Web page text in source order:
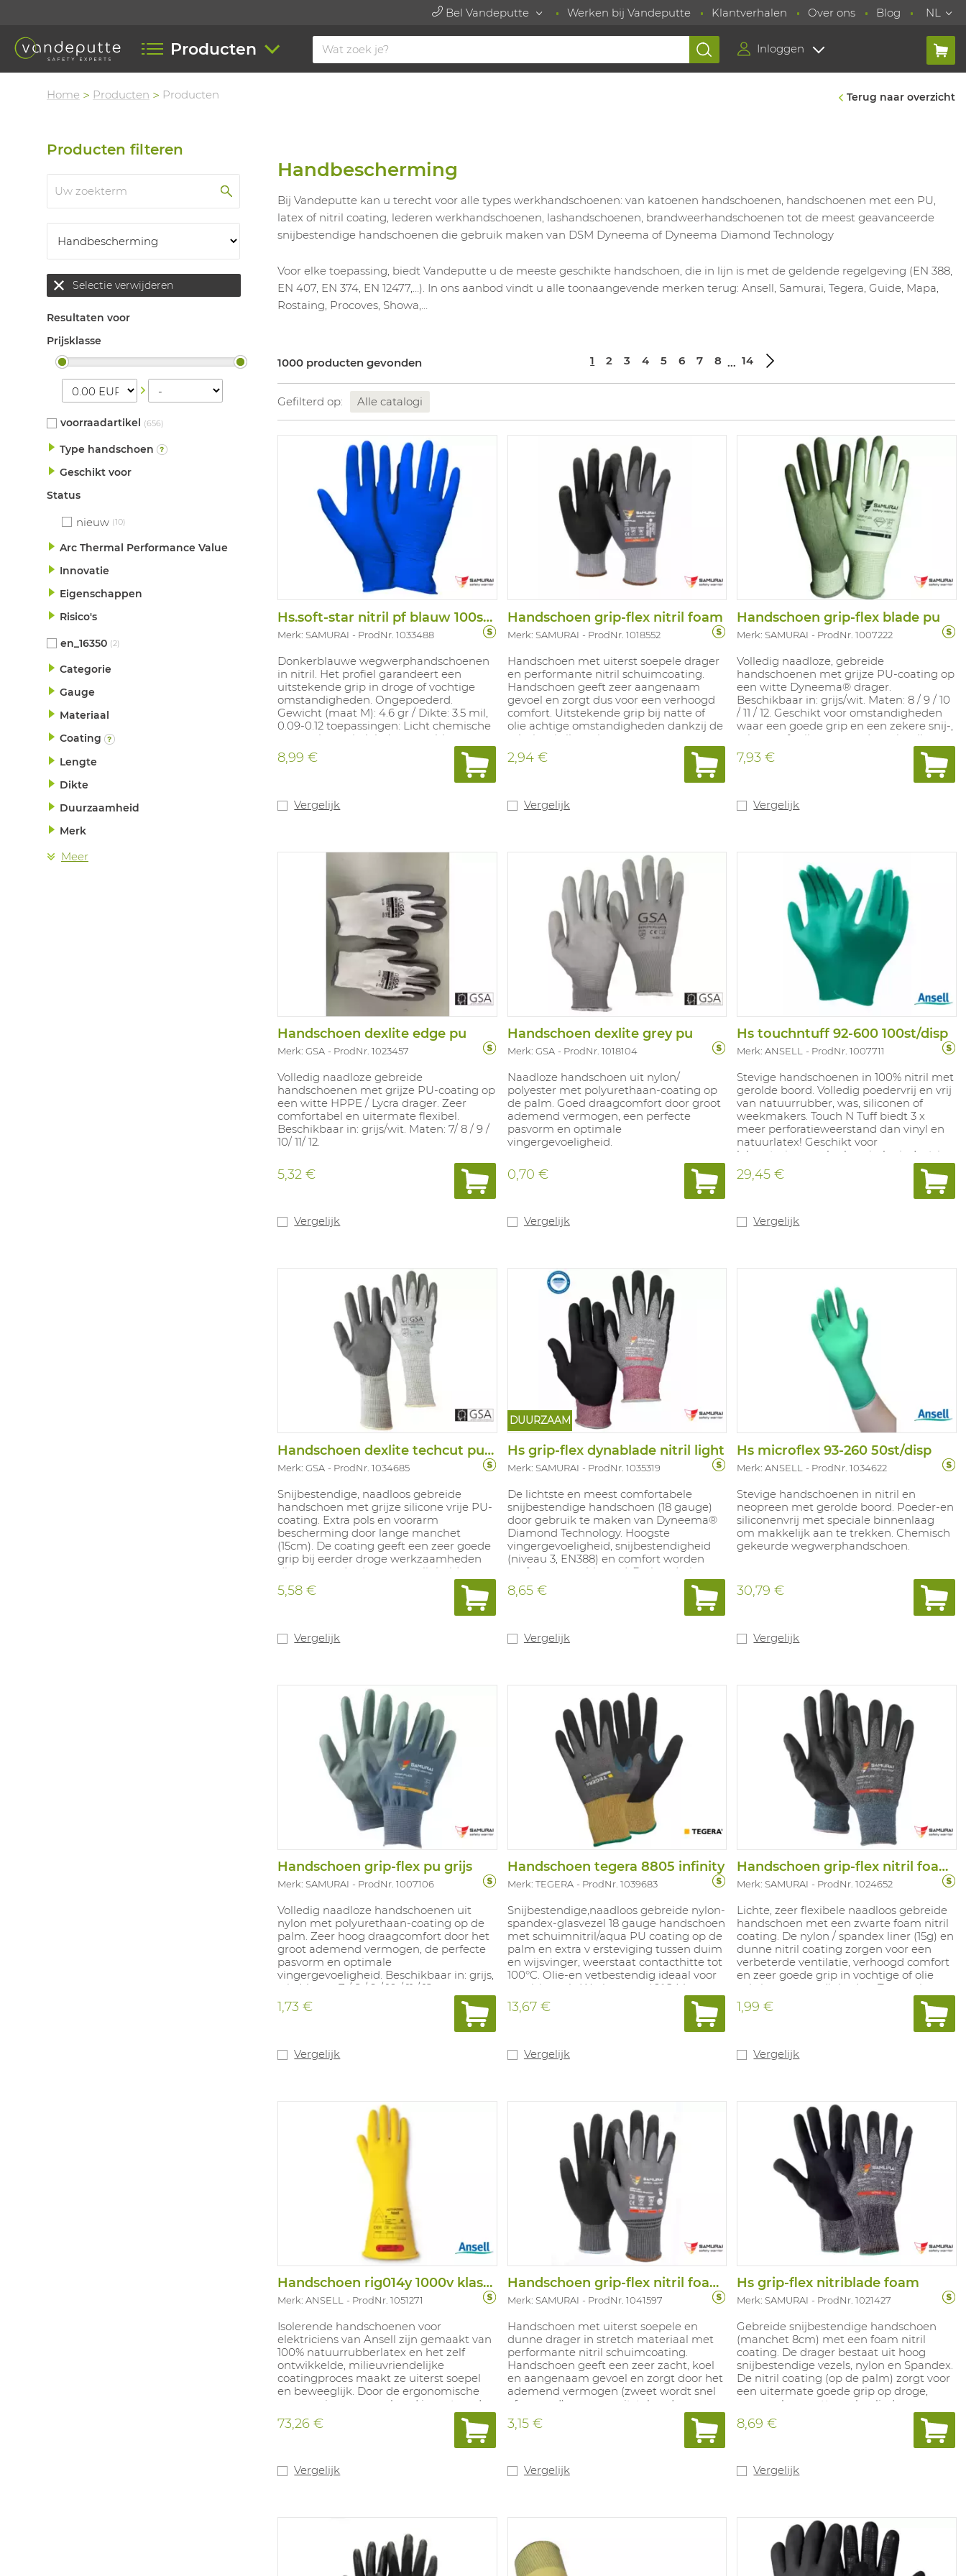
Bel Vandeputte Werken bij Vandeputte Klantverhalen Over ons Blog NL
Producten Inloggen
Home Producten Producten Terug naar overzicht
Producten filteren
Selectie verwijderen
Resultaten voor
Prijsklasse
voorraadartikel (656)
Type handschoen
Geschikt voor
Status
nieuw (10)
Arc Thermal Performance Value
Innovatie
Eigenschappen
Risico's
en_16350 (2)
Categorie
Gauge
Materiaal
Coating
Lengte
Dikte
Duurzaamheid
Merk
Meer
Handbescherming
Bij Vandeputte kan u terecht voor alle types werkhandschoenen: van katoenen handschoenen, handschoenen met een PU,
latex of nitril coating, lederen werkhandschoenen, lashandschoenen, brandweerhandschoenen tot de meest geavanceerde
snijbestendige handschoenen die gebruik maken van DSM Dyneema of Dyneema Diamond Technology
Voor elke toepassing, biedt Vandeputte u de meeste geschikte handschoen, die in lijn is met de geldende regelgeving (EN 388,
EN 407, EN 374, EN 12477,…). In ons aanbod vindt u alle toonaangevende merken terug: Ansell, Samurai, Tegera, Guide, Mapa,
Rostaing, Procoves, Showa,…
1000 producten gevonden 1 2 3 4 5 6 7 8 ... 14
Gefilterd op: Alle catalogi
Hs.soft-star nitril pf blauw 100st/disp
Merk: SAMURAI ProdNr. 1033488
Donkerblauwe wegwerphandschoenen
in nitril. Het profiel garandeert een
uitstekende grip in droge of vochtige
omstandigheden. Ongepoederd.
Gewicht (maat M): 4.6 gr / Dikte: 3.5 mil,
0.09-0.12 toepassingen: Licht chemische
toepassingen in labo's, assemblage,
productcontrole, voedingssector. Getest
voor contact met voedingsmiddelen
gedurende 2 uur aan 40°C (10/2011).
overeenstemming met: EN 374-1 Type B
8,99 €
Vergelijk
Handschoen grip-flex nitril foam
Merk: SAMURAI ProdNr. 1018552
Handschoen met uiterst soepele drager
en performante nitril schuimcoating.
Handschoen geeft zeer aangenaam
gevoel en zorgt dus voor een verhoogd
comfort. Uitstekende grip bij natte of
olie achtige omstandigheden dankzij de
schuimnitril coating.
2,94 €
Vergelijk
Handschoen grip-flex blade pu
Merk: SAMURAI ProdNr. 1007222
Volledig naadloze, gebreide
handschoenen met grijze PU-coating op
een witte Dyneema® drager.
Beschikbaar in: grijs/wit. Maten: 8 / 9 / 10
/ 11 / 12. Geschikt voor omstandigheden
waar een goede grip en een zekere snij-,
scheur- of prikweerstand vereist zijn
zoals verpakking, montage, assemblage,
automobiel'industrie, glas- en
papierindustrie. In overeenstemming
7,93 €
Vergelijk
Handschoen dexlite edge pu
Merk: GSA ProdNr. 1023457
Volledig naadloze gebreide
handschoenen met grijze PU-coating op
een witte HPPE / Lycra drager. Zeer
comfortabel en uitermate flexibel.
Beschikbaar in: grijs/wit. Maten: 7/ 8 / 9 /
10/ 11/ 12.
5,32 €
Vergelijk
Handschoen dexlite grey pu
Merk: GSA ProdNr. 1018104
Naadloze handschoen uit nylon/
polyester met polyurethaan-coating op
de palm. Goed draagcomfort door groot
ademend vermogen, een perfecte
pasvorm en optimale
vingergevoeligheid.
0,70 €
Vergelijk
Hs touchntuff 92-600 100st/disp
Merk: ANSELL ProdNr. 1007711
Stevige handschoenen in 100% nitril met
gerolde boord. Volledig poedervrij en vrij
van natuurrubber, was, siliconen of
weekmakers. Touch N Tuff biedt 3 x
meer perforatieweerstand dan vinyl en
natuurlatex! Geschikt voor
laboratoriumwerk, chemische industrie,
nooddiensten, elektronica en ander
precisie assemblagewerk. Kleuren:
groen. Maten: 6,5 - 7 / 7,5 - 8 / 8,5 - 9 / 9,5 /
overeenstemming met : EN ISO 374-
29,45 €
Vergelijk
Handschoen dexlite techcut pu long
Merk: GSA ProdNr. 1034685
Snijbestendige, naadloos gebreide
handschoen met grijze silicone vrije PU-
coating. Extra pols en voorarm
bescherming door lange manchet
(15cm). De coating geeft een zeer goede
grip bij eerder droge werkzaamheden
die een goede vingergevoeligheid
vereisen. De liner van de handschoen is
een combinatie van HPPE, glasvezel en
nylon en geeft door de speciale manier
snijbestendigheid.
5,58 €
Vergelijk
DUURZAAM
Hs grip-flex dynablade nitril light
Merk: SAMURAI ProdNr. 1035319
De lichtste en meest comfortabele
snijbestendige handschoen (18 gauge)
door gebruik te maken van Dyneema®
Diamond Technology. Hoogste
vingergevoeligheid, snijbestendigheid
(niveau 3, EN388) en comfort worden
perfect gecombineerd. De handschoen
heeft een performante, maar dunne,
foam nitril coating (siliconen vrij) met
een uitzonderlijk goede grip op geoliede
tegen contacthitte tot 100°C. Door het
handschoen een "koele" grip. Er wordt
geen gebruik gemaakt van glasvezel
waardoor de snijbestendige
eigenschappen beter gegarandeerd
blijven. Ideaal voor snijbestendige
toepassingen in een (licht) geoliede
omgeving zoals assemblage van fijne
onderdelen, montage. Beschikbare
maten: 7-11. Conform EN388 4.X.4.1, ISO
13997 Klasse B, EN407:2004: X1XXXX
8,65 €
Vergelijk
Hs microflex 93-260 50st/disp
Merk: ANSELL ProdNr. 1034622
Stevige handschoenen in nitril en
neopreen met gerolde boord. Poeder-en
siliconenvrij met speciale binnenlaag
om makkelijk aan te trekken. Chemisch
gekeurde wegwerphandschoen.
30,79 €
Vergelijk
Handschoen grip-flex pu grijs
Merk: SAMURAI ProdNr. 1007106
Volledig naadloze handschoenen uit
nylon met polyurethaan-coating op de
palm. Zeer hoog draagcomfort door het
groot ademend vermogen, de perfecte
pasvorm en optimale
vingergevoeligheid. Beschikbaar in: grijs,
wit. Maten: 7 / 8 / 9 / 10 / 11 / 12.
1,73 €
Vergelijk
Handschoen tegera 8805 infinity
Merk: TEGERA ProdNr. 1039683
Snijbestendige,naadloos gebreide nylon-
spandex-glasvezel 18 gauge handschoen
met schuimnitril/aqua PU coating op de
palm en extra v ersteviging tussen duim
en wijsvinger, weerstaat contacthitte tot
100°C. Olie-en vetbestendig ideaal voor
precisiewerk. Wasbaar op 40°C Maten:
6-11.
13,67 €
Vergelijk
Handschoen grip-flex nitril foam light
Merk: SAMURAI ProdNr. 1024652
Lichte, zeer flexibele naadloos gebreide
handschoen met een zwarte foam nitril
coating. De nylon / spandex liner (15g) en
dunne nitril coating zorgen voor een
verbeterde ventilatie, verhoogd comfort
en zeer goede grip in vochtige of olie
achtige omstandigheden. Toepassing:
logistiek, algemeen licht mechanische
werk.
1,99 €
Vergelijk
Handschoen rig014y 1000v klasse 0 geel
Merk: ANSELL ProdNr. 1051271
Isolerende handschoenen voor
elektriciens van Ansell zijn gemaakt van
100% natuurrubberlatex en het zelf
ontwikkelde, milieuvriendelijke
coatingproces maakt ze uiterst soepel
en beweeglijk. Door de ergonomische
vormgeving van een hand in rust en de
niet-gespreide vingers worden de
handen minder snel moe. De ruime
maakt het gemakkelijk om de
zuren (Categorie A), ozon (Categorie Z)
en zeer lage temperaturen (Categorie
C). Klasse 0 Geel beschermt tegen
vlambogen van Klasse 1 volgens EN
73,26 €
Vergelijk
Handschoen grip-flex nitril foam premium
Merk: SAMURAI ProdNr. 1041597
Handschoen met uiterst soepele en
dunne drager in stretch materiaal met
performante nitril schuimcoating.
Handschoen geeft een zeer zacht, koel
en aangenaam gevoel en zorgt door het
ademend vermogen (zweet wordt snel
afgevoerd) voor een uitstekend
draagcomfort. Alle materialen van de
handschoen zijn Oeko-Tex
stoort 67% minder CO2 uit vergeleken
tegen een korte contacthitte van 100°C.
3,15 €
Vergelijk
Hs grip-flex nitriblade foam
Merk: SAMURAI ProdNr. 1021427
Gebreide snijbestendige handschoen
(manchet 8cm) met een foam nitril
coating. De drager bestaat uit hoog
snijbestendige vezels, nylon en Spandex.
De nitril coating (op de palm) zorgt voor
een uitermate goede grip op droge,
maar ook op natte en beoliede
oppervlakten. Zeer comfortabel en
uitstekende bescherming tegen abrasie.
glasindustrie, assemblage metalen,
8,69 €
Vergelijk